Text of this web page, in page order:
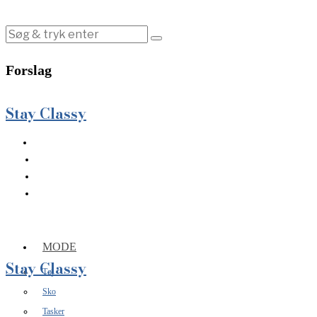
Forslag
Stay Classy
MODE
Tøj
Sko
Tasker
Stay Classy